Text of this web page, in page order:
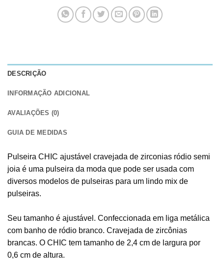
DESCRIÇÃO
INFORMAÇÃO ADICIONAL
AVALIAÇÕES (0)
GUIA DE MEDIDAS
Pulseira CHIC ajustável cravejada de zirconias ródio semi
joia é uma pulseira da moda que pode ser usada com
diversos modelos de pulseiras para um lindo mix de
pulseiras.
Seu tamanho é ajustável. Confeccionada em liga metálica
com banho de ródio branco. Cravejada de zircônias
brancas. O CHIC tem tamanho de 2,4 cm de largura por
0,6 cm de altura.